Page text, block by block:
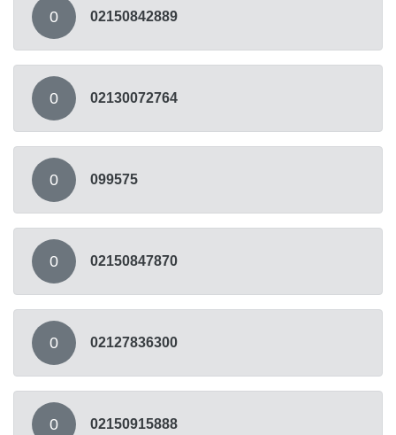
0 02150842889
0 02130072764
0 099575
0 02150847870
0 02127836300
0 02150915888